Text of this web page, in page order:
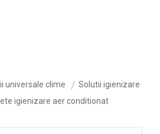
universale clime
Solutii igienizare
igienizare aer conditionat